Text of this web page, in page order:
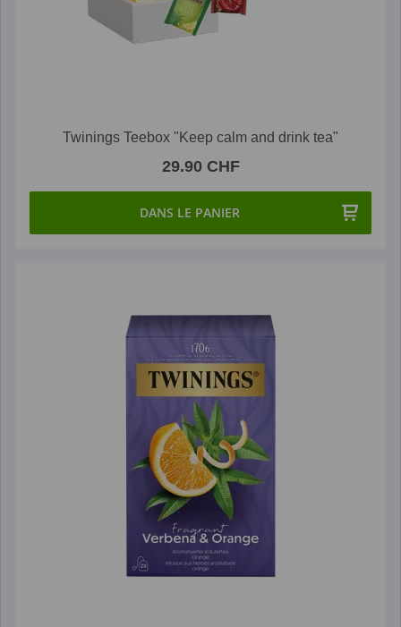
Twinings Teebox "Keep calm and drink tea"
29.90 CHF
DANS LE PANIER